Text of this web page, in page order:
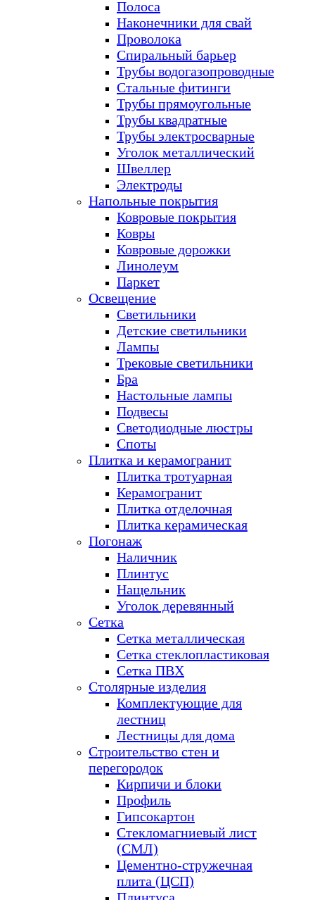
Полоса
Наконечники для свай
Проволока
Спиральный барьер
Трубы водогазопроводные
Стальные фитинги
Трубы прямоугольные
Трубы квадратные
Трубы электросварные
Уголок металлический
Швеллер
Электроды
Напольные покрытия
Ковровые покрытия
Ковры
Ковровые дорожки
Линолеум
Паркет
Освещение
Светильники
Детские светильники
Лампы
Трековые светильники
Бра
Настольные лампы
Подвесы
Светодиодные люстры
Споты
Плитка и керамогранит
Плитка тротуарная
Керамогранит
Плитка отделочная
Плитка керамическая
Погонаж
Наличник
Плинтус
Нащельник
Уголок деревянный
Сетка
Сетка металлическая
Сетка стеклопластиковая
Сетка ПВХ
Столярные изделия
Комплектующие для
лестниц
Лестницы для дома
Строительство стен и
перегородок
Кирпичи и блоки
Профиль
Гипсокартон
Стекломагниевый лист
(СМЛ)
Цементно-стружечная
плита (ЦСП)